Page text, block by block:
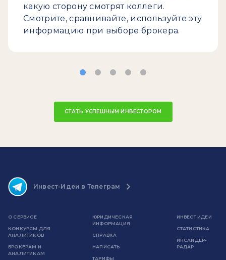
какую сторону смотрят коллеги.
Смотрите, сравнивайте, используйте эту
информацию при выборе брокера.
СТАТЬ УСПЕШНЫМ ИНВЕСТОРОМ
Инвест-Идеи в Телеграм
О СЕРВИСЕ
КОНКУРСЫ ДЛЯ
АНАЛИТИКОВ
БРОКЕРАМ И
АНАЛИТИКАМ
ЮРИДИЧЕСКАЯ
ИНФОРМАЦИЯ
СПРАВКА
НАПИСАТЬ
ТАРИФЫ
ИНВЕСТ ИДЕИ
СТАТИСТИКА
ИНСАЙДЕР-
РАДАР